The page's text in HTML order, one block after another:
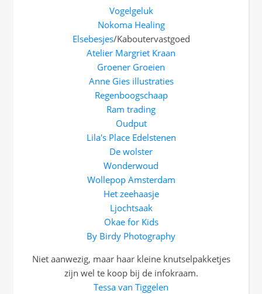
Vogelgeluk
Nokoma Healing
Elsebesjes/Kaboutervastgoed
Atelier Margriet Kraan
Groener Groeien
Anne Gies illustraties
Regenboogschaap
Ram trading
Oudput
Lila's Place Edelstenen
De wolster
Wonderwoud
Wollepop Amsterdam
Het zeehaasje
Ljochtsaak
Okae for Kids
By Birdy Photography
Niet aanwezig, maar haar kleine knutselpakketjes
zijn wel te koop bij de infokraam.
Tessa van Tiggelen